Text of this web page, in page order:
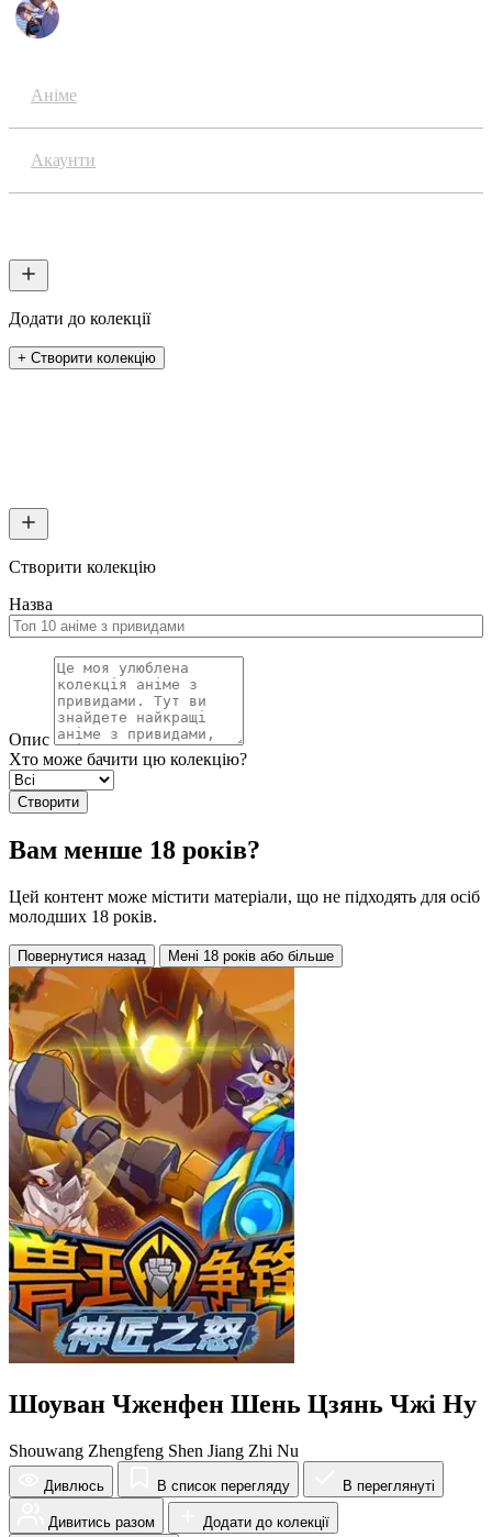
Аніме
Акаунти
Додати до колекції
+ Створити колекцію
Створити колекцію
Назва
Опис
Хто може бачити цю колекцію?
Створити
Вам менше 18 років?
Цей контент може містити матеріали, що не підходять для осіб
молодших 18 років.
Повернутися назад Мені 18 років або більше
Шоуван Чженфен Шень Цзянь Чжі Ну
Shouwang Zhengfeng Shen Jiang Zhi Nu
Дивлюсь В список перегляду В переглянуті
Дивитись разом
Додати до колекції